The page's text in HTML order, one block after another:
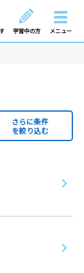
学習中の方 メニュー
さらに条件
を絞り込む